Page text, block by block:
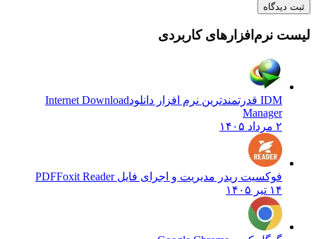
نرم‌افزارهای کاربردی
Internet Download
Manager
فوکسیت ریدر مدیریت و اجرای فایل PDF Foxit Reader